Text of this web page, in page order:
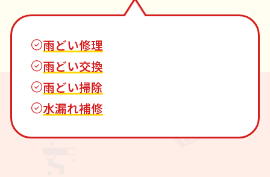
雨どい修理
雨どい交換
雨どい掃除
水漏れ補修